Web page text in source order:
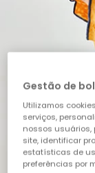
Gestão de
Utilizamos
serviços,
nossos usuários,
site, identificar
estatísticas de
preferências por